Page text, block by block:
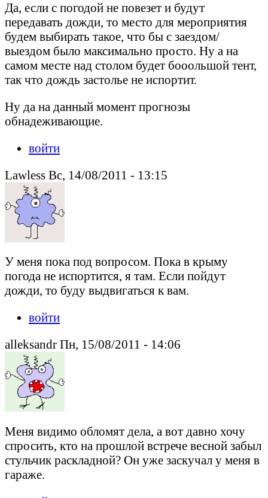
Да, если с погодой не повезет и будут
передавать дожди, то место для мероприятия
будем выбирать такое, что бы с заездом/
выездом было максимально просто. Ну а на
самом месте над столом будет бооольшой тент,
так что дождь застолье не испортит.
Ну да на данный момент прогнозы
обнадеживающие.
войти
Lawless Вс, 14/08/2011 - 13:15
У меня пока под вопросом. Пока в крыму
погода не испортится, я там. Если пойдут
дожди, то буду выдвигаться к вам.
войти
alleksandr Пн, 15/08/2011 - 14:06
Меня видимо обломят дела, а вот давно хочу
спросить, кто на прошлой встрече весной забыл
стульчик раскладной? Он уже заскучал у меня в
гараже.